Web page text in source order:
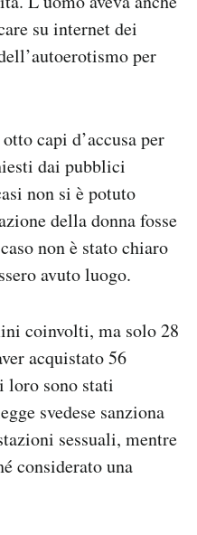
su internet dei
per
capi d’accusa per
dai pubblici
non si è potuto
della donna fosse
non è stato chiaro
avuto luogo.
coinvolti, ma solo 28
acquistato 56
loro sono stati
svedese sanziona
sessuali, mentre
considerato una